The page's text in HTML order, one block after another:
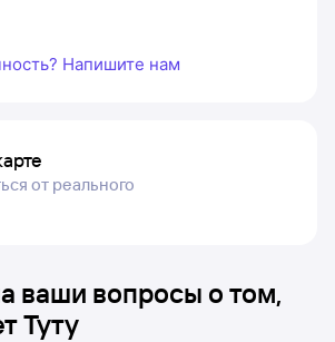
Напишите нам
от реального
ваши вопросы о том,
Туту